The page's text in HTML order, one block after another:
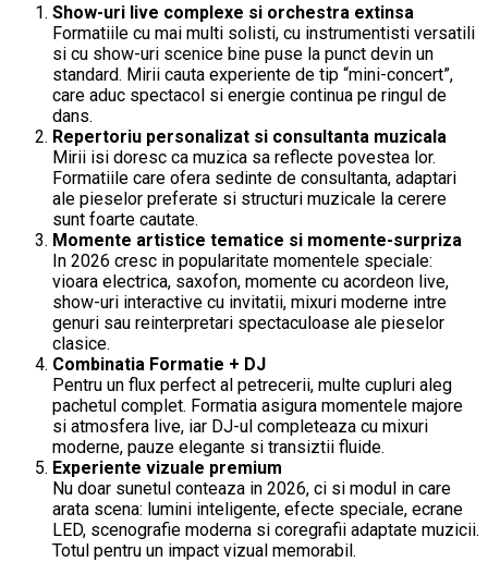
Show-uri live complexe si orchestra extinsa
Formatiile cu mai multi solisti, cu instrumentisti versatili
si cu show-uri scenice bine puse la punct devin un
standard. Mirii cauta experiente de tip “mini-concert”,
care aduc spectacol si energie continua pe ringul de
dans.
Repertoriu personalizat si consultanta muzicala
Mirii isi doresc ca muzica sa reflecte povestea lor.
Formatiile care ofera sedinte de consultanta, adaptari
ale pieselor preferate si structuri muzicale la cerere
sunt foarte cautate.
Momente artistice tematice si momente-surpriza
In 2026 cresc in popularitate momentele speciale:
vioara electrica, saxofon, momente cu acordeon live,
show-uri interactive cu invitatii, mixuri moderne intre
genuri sau reinterpretari spectaculoase ale pieselor
clasice.
Combinatia Formatie + DJ
Pentru un flux perfect al petrecerii, multe cupluri aleg
pachetul complet. Formatia asigura momentele majore
si atmosfera live, iar DJ-ul completeaza cu mixuri
moderne, pauze elegante si transiztii fluide.
Experiente vizuale premium
Nu doar sunetul conteaza in 2026, ci si modul in care
arata scena: lumini inteligente, efecte speciale, ecrane
LED, scenografie moderna si coregrafii adaptate muzicii.
Totul pentru un impact vizual memorabil.